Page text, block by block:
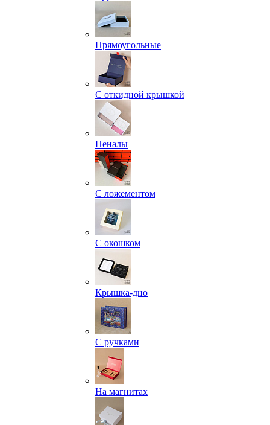
Прямоугольные
С откидной крышкой
Пеналы
С ложементом
С окошком
Крышка-дно
С ручками
На магнитах